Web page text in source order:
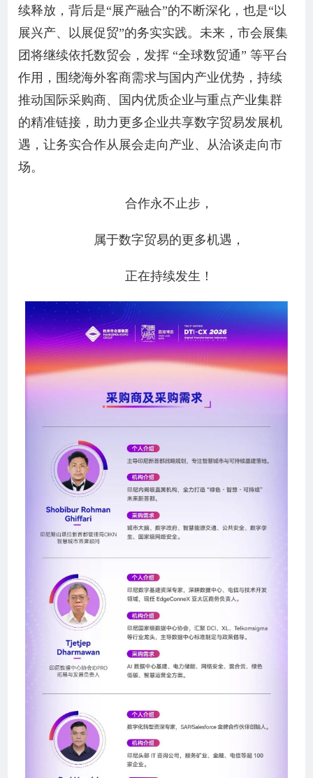
续释放，背后是“展产融合”的不断深化，也是“以
展兴产、以展促贸”的务实实践。未来，市会展集
团将继续依托数贸会，发挥 “全球数贸通” 等平台
作用，围绕海外客商需求与国内产业优势，持续
推动国际采购商、国内优质企业与重点产业集群
的精准链接，助力更多企业共享数字贸易发展机
遇，让务实合作从展会走向产业、从洽谈走向市
场。
合作永不止步，
属于数字贸易的更多机遇，
正在持续发生！